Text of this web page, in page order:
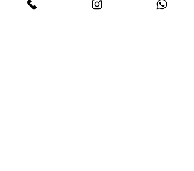
מתכונים גאורגים סיור קולינרי ברמת הגולן